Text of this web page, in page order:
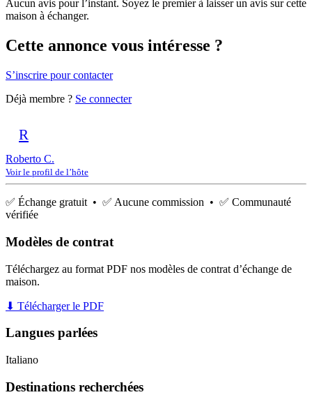
Aucun avis pour l’instant. Soyez le premier à laisser un avis sur cette
maison à échanger.
Cette annonce vous intéresse ?
S’inscrire pour contacter
Déjà membre ? Se connecter
R
Roberto C.
Voir le profil de l’hôte
✅ Échange gratuit • ✅ Aucune commission • ✅ Communauté
vérifiée
Modèles de contrat
Téléchargez au format PDF nos modèles de contrat d’échange de
maison.
⬇ Télécharger le PDF
Langues parlées
Italiano
Destinations recherchées